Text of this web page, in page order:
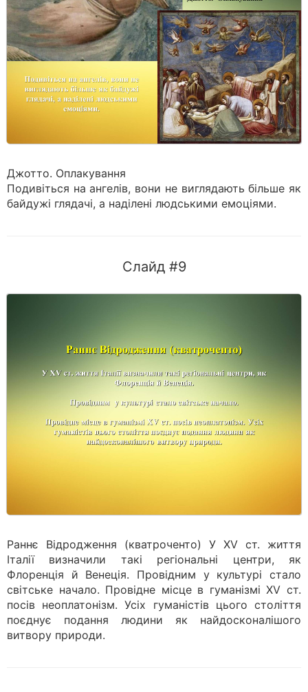
Джотто. Оплакування
Подивіться на ангелів, вони не виглядають більше як
байдужі глядачі, а наділені людськими емоціями.
Слайд #9
Раннє Відродження (кватроченто) У ХV ст. життя
Італії визначили такі регіональні центри, як
Флоренція й Венеція. Провідним у культурі стало
світське начало. Провідне місце в гуманізмі ХV ст.
посів неоплатонізм. Усіх гуманістів цього століття
поєднує подання людини як найдосконалішого
витвору природи.